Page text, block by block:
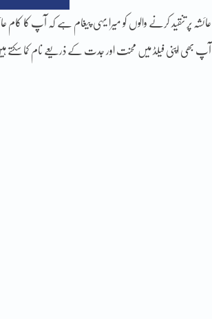
عائشہ پر تنقید کرنے والوں کو میرا یہی پیغام ہے کہ آپ
آپ بھی اپنی فیلڈ میں محنت اور جدت کے ذریعے نام کما سکتے